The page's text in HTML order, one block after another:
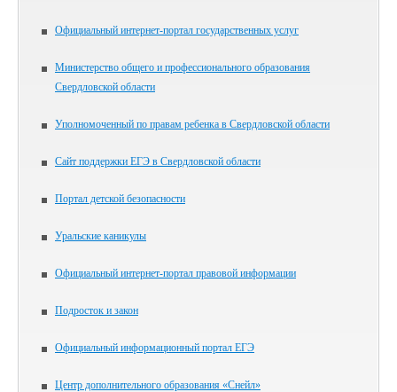
Официальный интернет-портал государственных услуг
Министерство общего и профессионального образования
Свердловской области
Уполномоченный по правам ребенка в Свердловской области
Сайт поддержки ЕГЭ в Свердловской области
Портал детской безопасности
Уральские каникулы
Официальный интернет-портал правовой информации
Подросток и закон
Официальный информационный портал ЕГЭ
Центр дополнительного образования «Снейл»